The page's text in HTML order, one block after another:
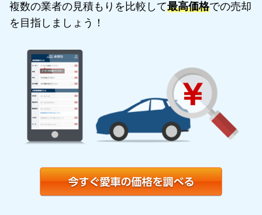
複数の業者の見積もりを比較して最高価格での売却
を目指しましょう！